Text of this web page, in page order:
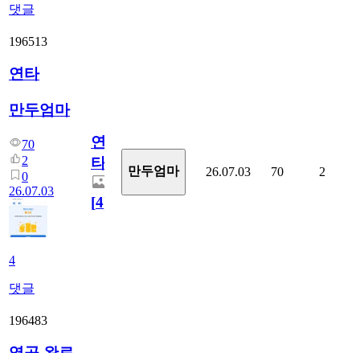
댓글
196513
연타
만두엄마
70
2
0
26.07.03
4
댓글
연
타
[4]
만두엄마 26.07.03 70 2
196483